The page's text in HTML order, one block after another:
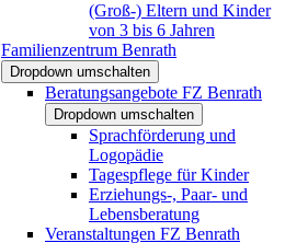
(Groß-) Eltern und Kinder
von 3 bis 6 Jahren
Familienzentrum Benrath
Dropdown umschalten
Beratungsangebote FZ Benrath
Dropdown umschalten
Sprachförderung und
Logopädie
Tagespflege für Kinder
Erziehungs-, Paar- und
Lebensberatung
Veranstaltungen FZ Benrath